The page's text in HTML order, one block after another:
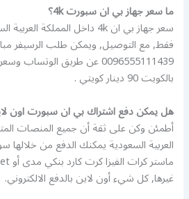
ما سعر جهاز بي ان سبورت 4k؟
فقط, مع التوصيل, ويمكن طلب الرسيفر
بالكويت 90 دينار كويتي .
هل يمكن دفع اشتراك بي ان سبورت اون
أطمئن وكن على ثقة أن جميع المنصات
العربية السعودية يمكنك الدفع من
غيرها, كل شيء أون لاين بالدفع الالكتروني.